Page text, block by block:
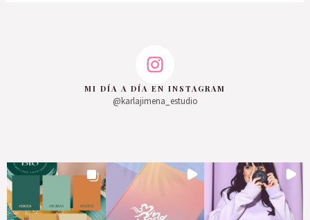
MI DÍA A DÍA EN INSTAGRAM
@karlajimena_estudio